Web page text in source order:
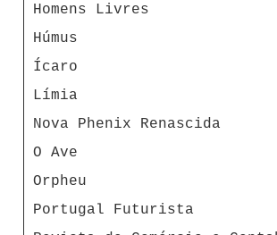
Homens Livres
Húmus
Ícaro
Límia
Nova Phenix Renascida
O Ave
Orpheu
Portugal Futurista